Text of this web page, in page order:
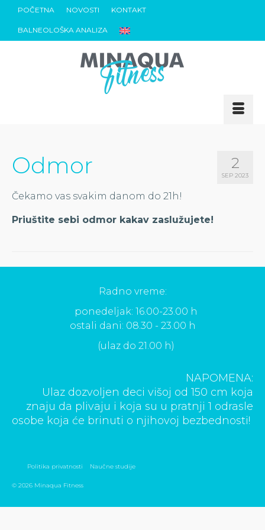
POČETNA NOVOSTI KONTAKT
BALNEOLOŠKA ANALIZA
2
SEP 2023
Odmor
Čekamo vas svakim danom do 21h!
Priuštite sebi odmor kakav zaslužujete!
Radno vreme:
ponedeljak: 16.00-23.00 h
ostali dani: 08.30 - 23.00 h
(ulaz do 21.00 h)
NAPOMENA:
Ulaz dozvoljen deci višoj od 150 cm koja
znaju da plivaju i koja su u pratnji 1 odrasle
osobe koja će brinuti o njihovoj bezbednosti!
Politika privatnosti Naučne studije
© 2026 Minaqua Fitness